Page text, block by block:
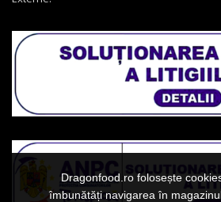
Dragonfood.ro folosește
îmbunătăți navigarea în